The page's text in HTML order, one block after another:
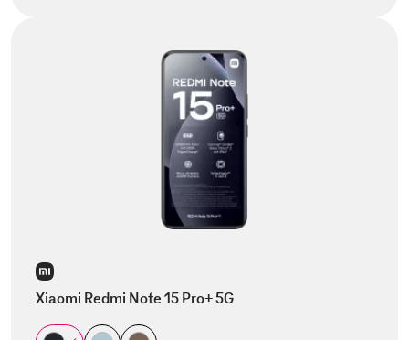
Xiaomi Redmi Note 15 Pro+ 5G